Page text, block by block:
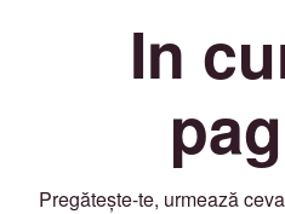
In
Pregătește-te, urmează